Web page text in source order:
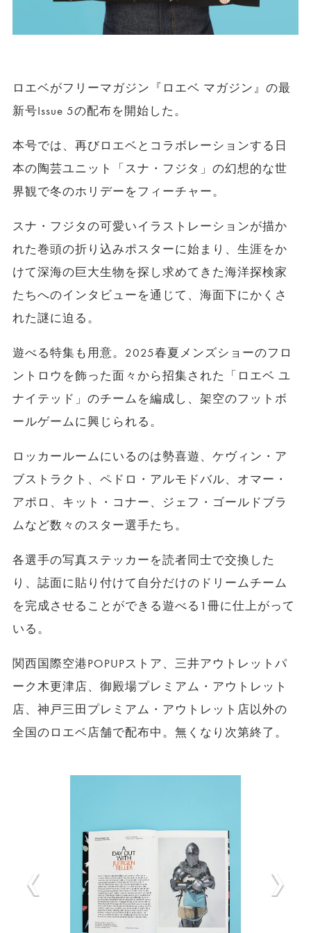
ロエベがフリーマガジン『ロエベ マガジン』の最
新号Issue 5の配布を開始した。
本号では、再びロエベとコラボレーションする日
本の陶芸ユニット「スナ・フジタ」の幻想的な世
界観で冬のホリデーをフィーチャー。
スナ・フジタの可愛いイラストレーションが描か
れた巻頭の折り込みポスターに始まり、生涯をか
けて深海の巨大生物を探し求めてきた海洋探検家
たちへのインタビューを通じて、海面下にかくさ
れた謎に迫る。
遊べる特集も用意。2025春夏メンズショーのフロ
ントロウを飾った面々から招集された「ロエベ ユ
ナイテッド」のチームを編成し、架空のフットボ
ールゲームに興じられる。
ロッカールームにいるのは勢喜遊、ケヴィン・ア
ブストラクト、ペドロ・アルモドバル、オマー・
アポロ、キット・コナー、ジェフ・ゴールドブラ
ムなど数々のスター選手たち。
各選手の写真ステッカーを読者同士で交換した
り、誌面に貼り付けて自分だけのドリームチーム
を完成させることができる遊べる1冊に仕上がって
いる。
関西国際空港POPUPストア、三井アウトレットパ
ーク木更津店、御殿場プレミアム・アウトレット
店、神戸三田プレミアム・アウトレット店以外の
全国のロエベ店舗で配布中。無くなり次第終了。